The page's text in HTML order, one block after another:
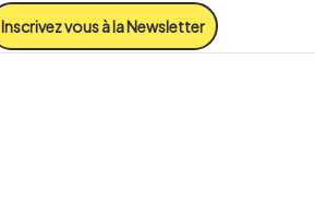
Inscrivez vous à la Newsletter